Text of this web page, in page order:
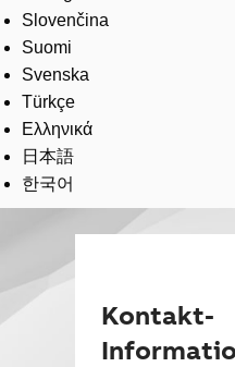
Slovenčina
Suomi
Svenska
Türkçe
Ελληνικά
日本語
한국어
Kontakt-